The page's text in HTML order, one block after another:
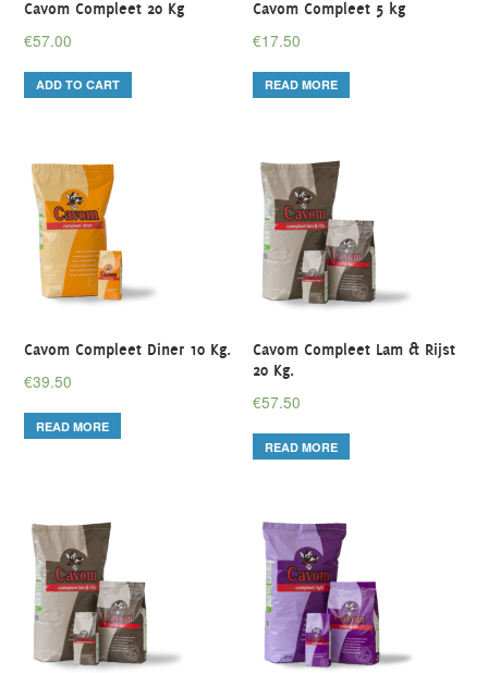
Cavom Compleet 20 Kg
€57.00
ADD TO CART
Cavom Compleet 5 kg
€17.50
READ MORE
Cavom Compleet Diner 10 Kg.
€39.50
READ MORE
Cavom Compleet Lam & Rijst
20 Kg.
€57.50
READ MORE